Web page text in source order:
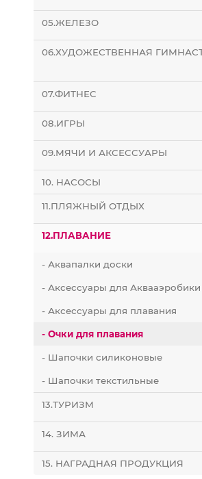
05.ЖЕЛЕЗО
06.ХУДОЖЕСТВЕННАЯ
07.ФИТНЕС
08.ИГРЫ
09.МЯЧИ И АКСЕССУАРЫ
10. НАСОСЫ
11.ПЛЯЖНЫЙ ОТДЫХ
12.ПЛАВАНИЕ
- Аквапалки доски
- Аксессуары для Аквааэробики
- Аксессуары для плавания
- Очки для плавания
- Шапочки силиконовые
- Шапочки текстильные
13.ТУРИЗМ
14. ЗИМА
15. НАГРАДНАЯ ПРОДУКЦИЯ